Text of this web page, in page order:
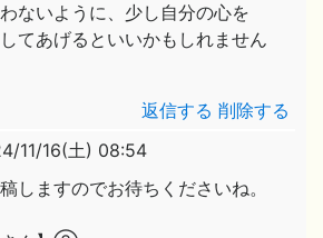
ないように、少し自分の心を
てあげるといいかもしれません
返信する 削除する
11/16(土) 08:54
しますのでお待ちくださいね。